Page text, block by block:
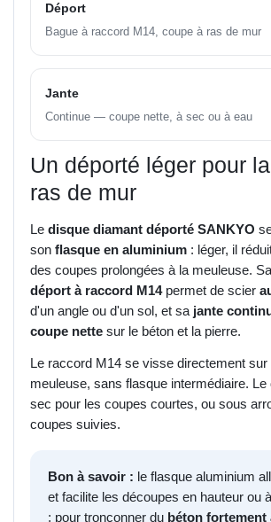
Déport
Bague à raccord M14, coupe à ras de mur
Jante
Continue — coupe nette, à sec ou à eau
Un déporté léger pour
ras de mur
Le disque diamant déporté SANKYO
son flasque en aluminium : léger, il
des coupes prolongées à la meuleuse. Sa
déport à raccord M14permet de scier
d'un angle ou d'un sol, et sa jante
coupe nette sur le béton et la pierre.
Le raccord M14 se visse directement sur
meuleuse, sans flasque intermédiaire.
sec pour les coupes courtes, ou sous
coupes suivies.
Bon à savoir : le flasque aluminium
et facilite les découpes en hauteur ou
; pour tronçonner du béton fortement